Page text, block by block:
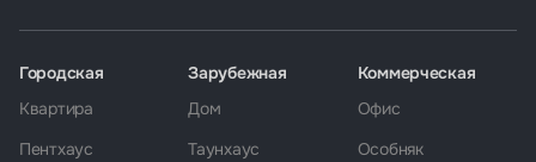
Городская
Квартира
Пентхаус
Зарубежная
Дом
Таунхаус
Коммерческая
Офис
Особняк